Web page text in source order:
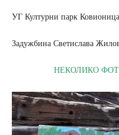
УГ Културни парк
Задужбина Светислава
НЕКОЛИКО